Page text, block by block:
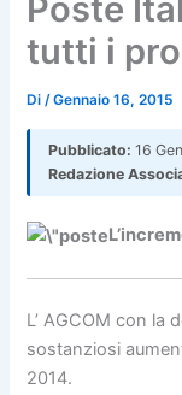
Poste
tutti i
Di/Gennaio 16, 2015
Pubblicato: 16
Redazione
L’ AGCOM con la
sostanziosi
2014.